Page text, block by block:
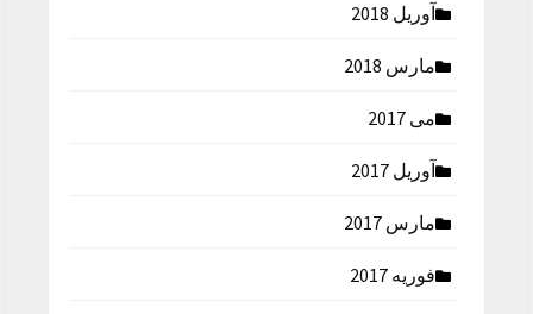
آوریل 2018
مارس 2018
می 2017
آوریل 2017
مارس 2017
فوریه 2017